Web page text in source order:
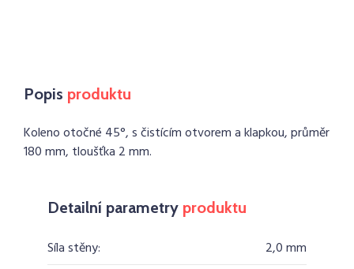
Popis produktu
Koleno otočné 45°, s čistícím otvorem a klapkou, průměr
180 mm, tloušťka 2 mm.
Detailní parametry produktu
Síla stěny:
2,0 mm